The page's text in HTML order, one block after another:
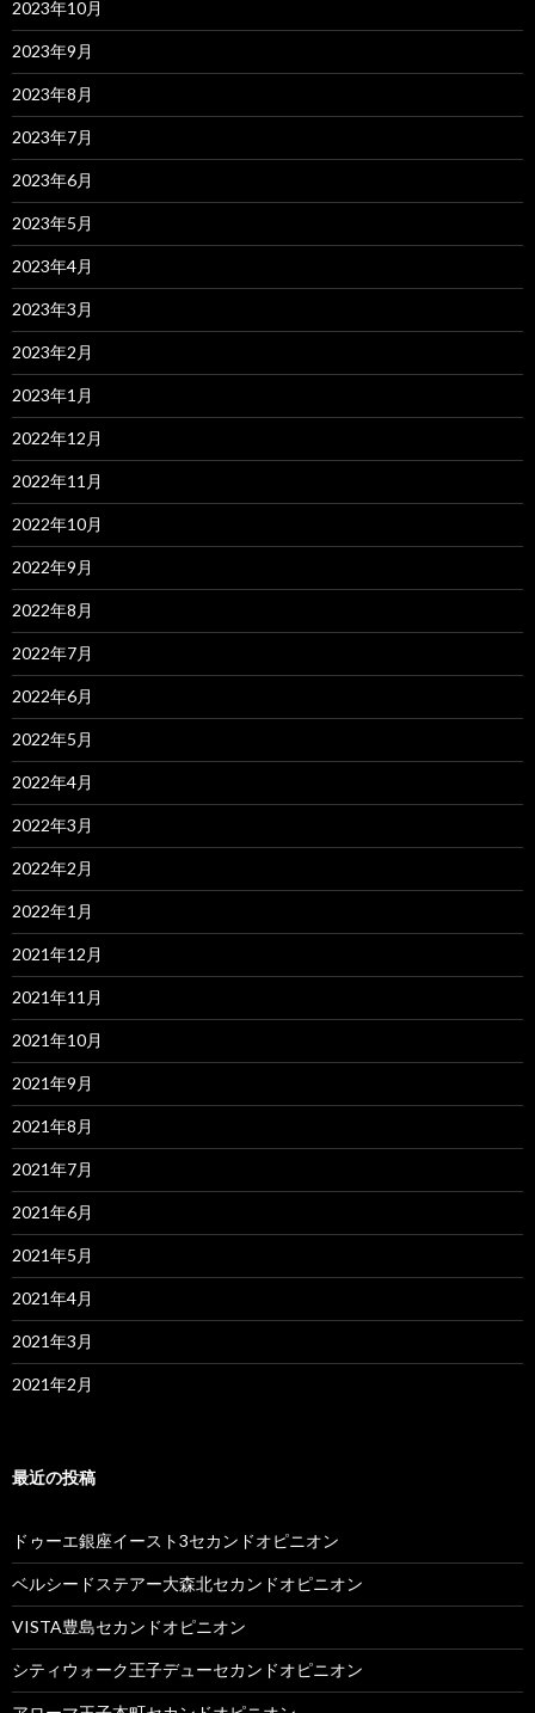
2023年10月
2023年9月
2023年8月
2023年7月
2023年6月
2023年5月
2023年4月
2023年3月
2023年2月
2023年1月
2022年12月
2022年11月
2022年10月
2022年9月
2022年8月
2022年7月
2022年6月
2022年5月
2022年4月
2022年3月
2022年2月
2022年1月
2021年12月
2021年11月
2021年10月
2021年9月
2021年8月
2021年7月
2021年6月
2021年5月
2021年4月
2021年3月
2021年2月
最近の投稿
ドゥーエ銀座イースト3セカンドオピニオン
ベルシードステアー大森北セカンドオピニオン
VISTA豊島セカンドオピニオン
シティウォーク王子デューセカンドオピニオン